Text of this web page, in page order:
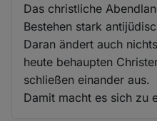
Das christliche
Bestehen stark
Daran ändert auch
heute behaupten
schließen einander aus.
Damit macht es sich zu